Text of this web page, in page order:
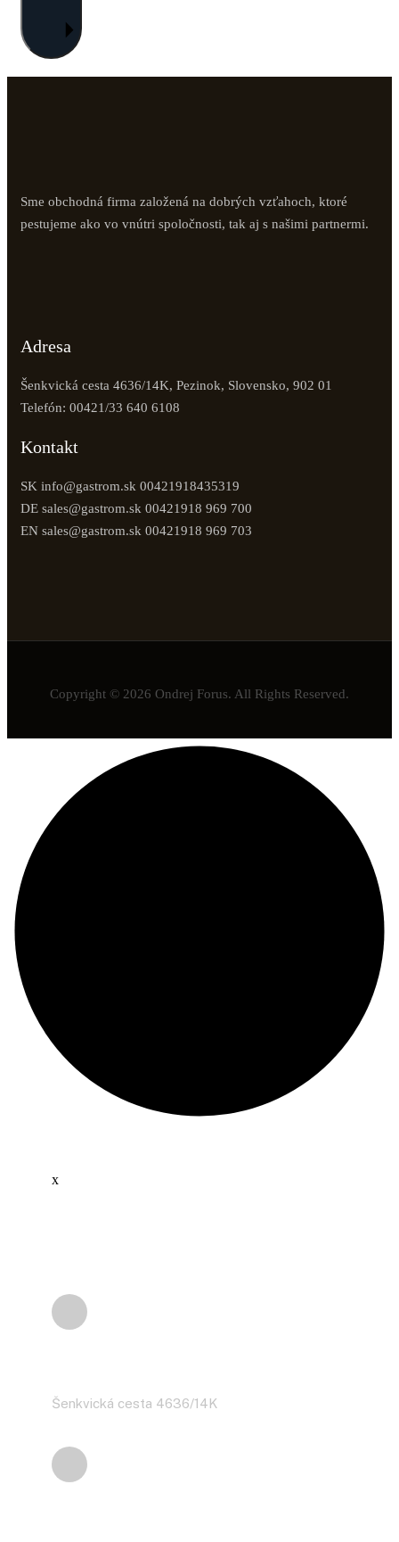
Sme obchodná firma založená na dobrých vzťahoch, ktoré
pestujeme ako vo vnútri spoločnosti, tak aj s našimi partnermi.
Adresa
Šenkvická cesta 4636/14K, Pezinok, Slovensko, 902 01
Telefón: 00421/33 640 6108
Kontakt
SK info@gastrom.sk 00421918435319
DE sales@gastrom.sk 00421918 969 700
EN sales@gastrom.sk 00421918 969 703
Copyright © 2026 Ondrej Forus. All Rights Reserved.
x
Šenkvická cesta 4636/14K